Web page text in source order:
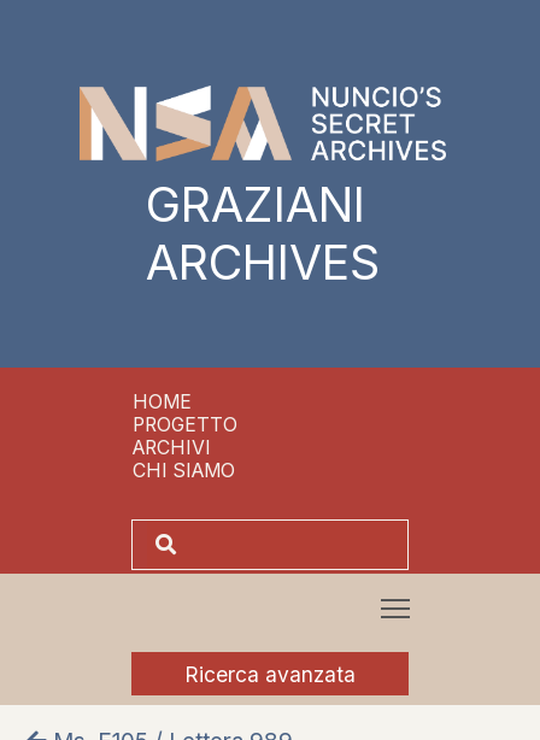
GRAZIANI
ARCHIVES
HOME
PROGETTO
ARCHIVI
CHI SIAMO
Ricerca avanzata